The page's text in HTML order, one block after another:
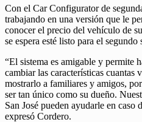
Con el Car Configurator de
trabajando en una versión que le
conocer el precio del vehículo de
se espera esté listo para el segundo
“El sistema es amigable y permite
cambiar las características cuantas
mostrarlo a familiares y amigos,
ser tan único como su dueño.
San José pueden ayudarle en caso
expresó Cordero.